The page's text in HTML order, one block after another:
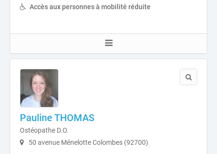
Accès aux personnes à mobilité réduite
Pauline THOMAS
Ostéopathe D.O.
50 avenue Ménelotte Colombes (92700)